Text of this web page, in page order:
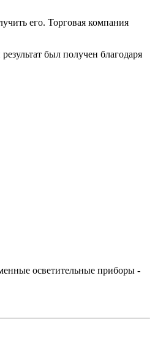
его. Торговая компания
был получен благодаря
осветительные приборы -